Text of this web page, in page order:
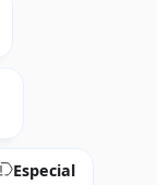
Especial